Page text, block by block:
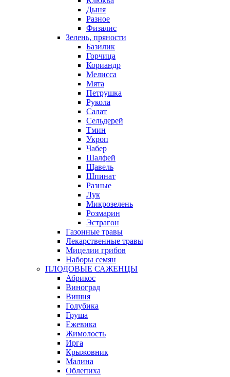
Дыня
Разное
Физалис
Зелень, пряности
Базилик
Горчица
Кориандр
Мелисса
Мята
Петрушка
Рукола
Салат
Сельдерей
Тмин
Укроп
Чабер
Шалфей
Щавель
Шпинат
Разные
Лук
Микрозелень
Розмарин
Эстрагон
Газонные травы
Лекарственные травы
Мицелии грибов
Наборы семян
ПЛОДОВЫЕ САЖЕНЦЫ
Абрикос
Виноград
Вишня
Голубика
Груша
Ежевика
Жимолость
Ирга
Крыжовник
Малина
Облепиха